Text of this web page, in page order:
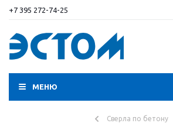
+7 395 272-74-25
МЕНЮ
Сверла по бетону